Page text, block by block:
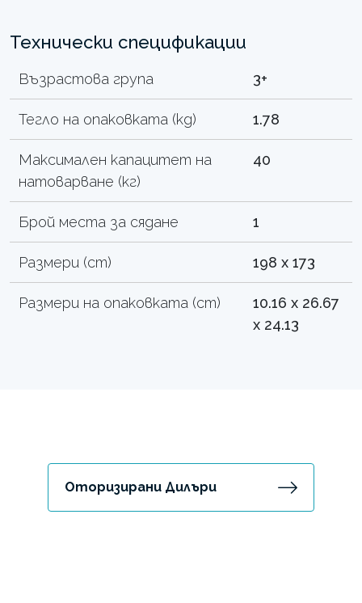
Технически спецификации
Възрастова група 3+
Тегло на опаковката (kg) 1.78
Максимален капацитет на
натоварване (кг)
40
Брой места за сядане 1
Размери (cm) 198 x 173
Размери на опаковката (cm)
10.16 x 26.67
x 24.13
Оторизирани Дилъри